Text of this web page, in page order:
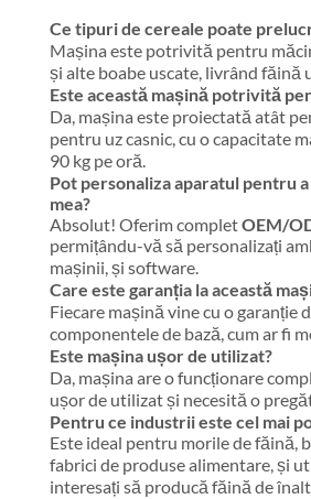
Ce tipuri de cereale poate
Mașina este potrivită pentru
și alte boabe uscate, livrând făină
Este această mașină potrivită
Da, mașina este proiectată atât
pentru uz casnic, cu o capacitate
90 kg pe oră.
Pot personaliza aparatul pentru
mea?
Absolut! Oferim completOEM/
permițându-vă să personalizați
mașinii, și software.
Care este garanția la această
Fiecare mașină vine cu o garanție
componentele de bază, cum ar fi
Este mașina ușor de utilizat?
Da, mașina are o funcționare
ușor de utilizat și necesită o
Pentru ce industrii este cel mai
Este ideal pentru morile de făină,
fabrici de produse alimentare, și
interesați să producă făină de